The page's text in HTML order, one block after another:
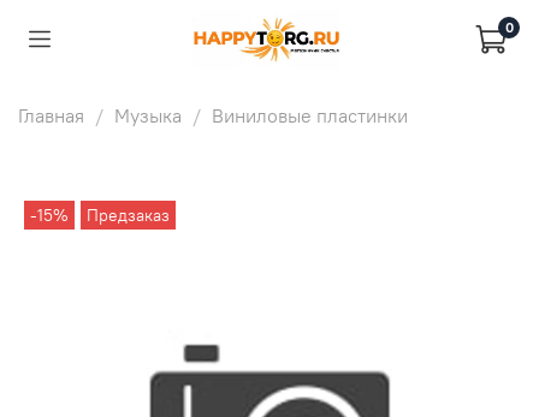
0
Главная Музыка Виниловые пластинки
-15% Предзаказ